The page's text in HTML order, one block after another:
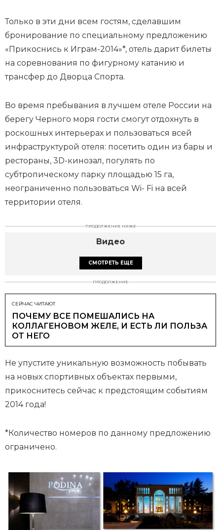
Только в эти дни всем гостям, сделавшим
бронирование по специальному предложению
«Прикоснись к Играм-2014»*, отель дарит билеты
на соревнования по фигурному катанию и
трансфер до Дворца Спорта.
Во время пребывания в лучшем отеле России на
берегу Черного моря гости смогут отдохнуть в
роскошных интерьерах и пользоваться всей
инфраструктурой отеля: посетить один из бары и
рестораны, 3D-кинозал, погулять по
субтропическому парку площадью 15 га,
неограниченно пользоваться Wi- Fi на всей
территории отеля.
ПРОДОЛЖЕНИЕ НИЖЕ
Видео
СМОТРЕТЬ ЕЩЕ
ПРОДОЛЖЕНИЕ
СЕЙЧАС ЧИТАЮТ
ПОЧЕМУ ВСЕ ПОМЕШАЛИСЬ НА
КОЛЛАГЕНОВОМ ЖЕЛЕ, И ЕСТЬ ЛИ ПОЛЬЗА
ОТ НЕГО
Не упустите уникальную возможность побывать
на новых спортивных объектах первыми,
прикоснитесь сейчас к предстоящим событиям
2014 года!
*Количество номеров по данному предложению
ограничено.